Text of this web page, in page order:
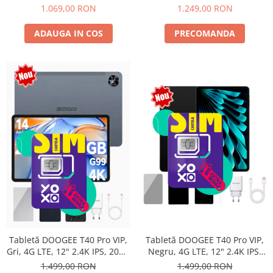
Android 15, Unisoc T615,
Stylus, Face Unlock, Dual SIM
1.069,00 RON
ADAUGA IN COS
10800mAh, 33W, Android 14,
1.249,00 RON
PRECOMANDA
Tabletă DOOGEE T40 Pro VIP,
Gri, 4G LTE, 12" 2.4K IPS, 20GB
RAM (8GB + 12GB extensibili),
1.499,00 RON
Tabletă DOOGEE T40 Pro VIP,
Negru, 4G LTE, 12" 2.4K IPS,
20GB RAM (8GB + 12GB
1.499,00 RON